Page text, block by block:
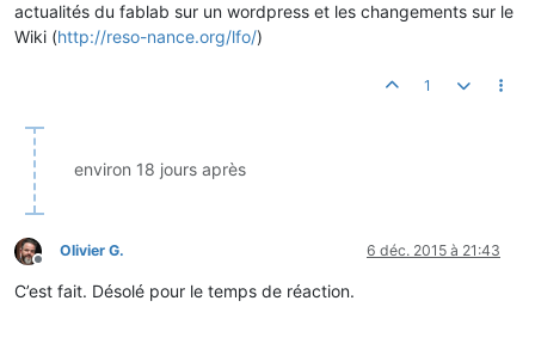
actualités du fablab sur un wordpress et les changements sur le
Wiki (http://reso-nance.org/lfo/)
1
environ 18 jours après
Hors-ligne
Olivier G. 6 déc. 2015 à 21:43
C’est fait. Désolé pour le temps de réaction.